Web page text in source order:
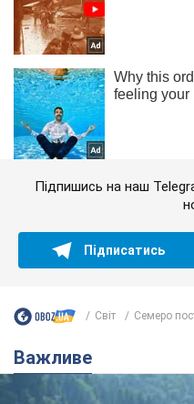
Підпишись на наш
Підписатись
Світ Семеро
Важливе